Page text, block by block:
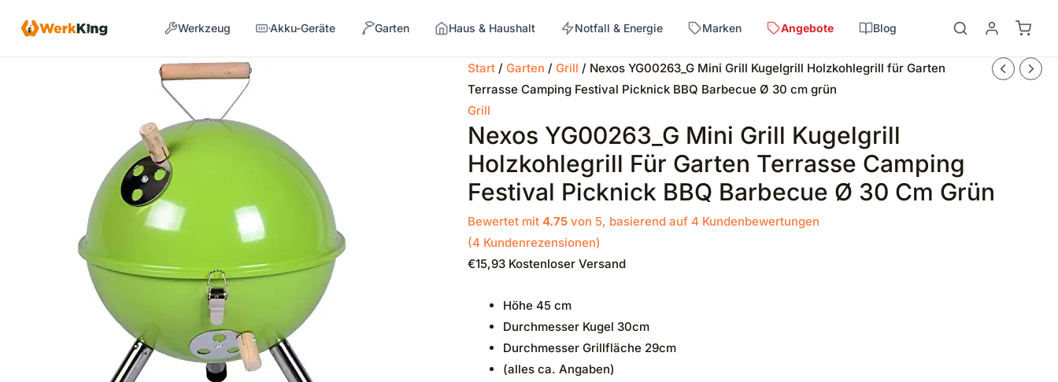
Inhalt
Werkzeug Akku-Geräte Garten Haus & Haushalt Notfall & Energie Marken Angebote Blog
→
Start/ Garten / Grill / Nexos YG00263_G Mini Grill Kugelgrill Holzkohlegrill für Garten
Terrasse Camping Festival Picknick BBQ Barbecue Ø 30 cm grün
Grill
Nexos YG00263_G Mini Grill Kugelgrill
Holzkohlegrill Für Garten Terrasse Camping
Festival Picknick BBQ Barbecue Ø 30 Cm Grün
Bewertet mit 4.75von 5, basierend auf 4 Kundenbewertungen
(4 Kundenrezensionen)
€15,93 Kostenloser Versand
Höhe 45 cm
Durchmesser Kugel 30cm
Durchmesser Grillfläche 29cm
(alles ca. Angaben)